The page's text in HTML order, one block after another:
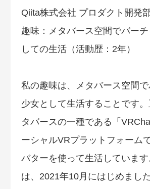
Qiita株式会社 プロダクト開発
趣味：メタバース空間でバー
しての生活（活動歴：2年）
私の趣味は、メタバース空間
少女として生活することです
タバースの一種である「
ーシャルVRプラットフォーム
バターを使って生活していま
は、2021年10月にはじめまし